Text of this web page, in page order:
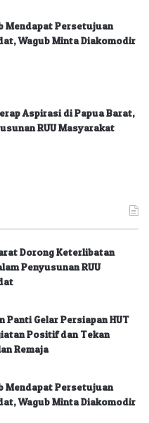
Mendapat Persetujuan
Wagub Minta Diakomodir
Aspirasi di Papua Barat,
RUU Masyarakat
Dorong Keterlibatan
Penyusunan RUU
Panti Gelar Persiapan HUT
Positif dan Tekan
Remaja
Mendapat Persetujuan
Wagub Minta Diakomodir